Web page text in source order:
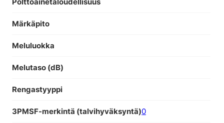
Märkäpito
Meluluokka
Melutaso (dB)
Rengastyyppi
3PMSF-merkintä (talvihyväksyntä)0